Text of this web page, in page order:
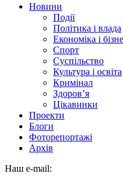
Новини
Події
Політика і влада
Економіка і
Спорт
Суспільство
Культура і освіта
Кримінал
Здоров’я
Цікавинки
Проекти
Блоги
Фоторепортажі
Архів
Наш e-mail: